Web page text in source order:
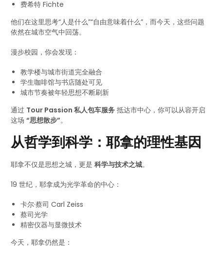
费希特 Fichte
他们在这里思考“人是什么”“自由意味着什么”，而今天，这些问题
依然在城市空气中回荡。
漫步校园，你会发现：
教学楼与城市街道完全融合
学生咖啡馆与书店随处可见
城市节奏被年轻思想不断刷新
通过 Tour Passion 私人包车服务 抵达市中心，你可以从容开启
这场“思想散步”。
从哲学到科学：耶拿的理性基因
耶拿不仅是思想之城，更是科学与技术之城。
19 世纪，耶拿成为光学革命的中心：
卡尔·蔡司 Carl Zeiss
蔡司光学
精密仪器与显微技术
今天，耶拿仍然是：